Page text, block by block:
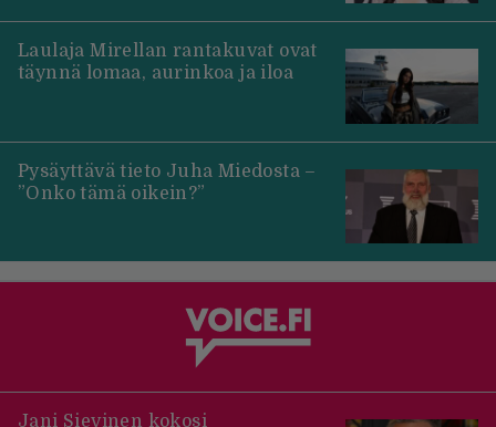
Laulaja Mirellan rantakuvat ovat
täynnä lomaa, aurinkoa ja iloa
Pysäyttävä tieto Juha Miedosta –
”Onko tämä oikein?”
Jani Sievinen kokosi